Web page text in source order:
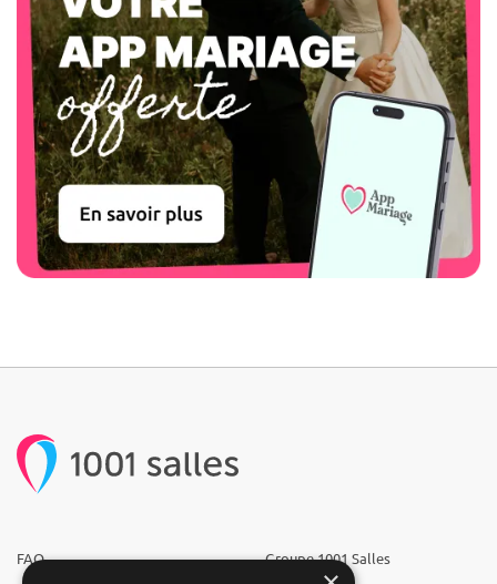
FAQ
Groupe 1001 Salles